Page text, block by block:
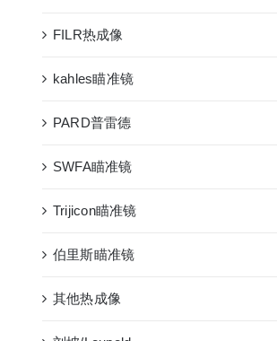
FILR热成像
kahles瞄准镜
PARD普雷德
SWFA瞄准镜
Trijicon瞄准镜
伯里斯瞄准镜
其他热成像